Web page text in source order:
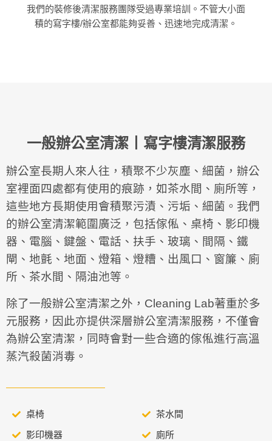
我們的裝修後清潔服務團隊受過專業培訓。不管大小面
積的寫字樓/辦公室都能夠妥善、迅速地完成清潔。
一般辦公室清潔丨寫字樓清潔服務
辦公室長期人來人往，積聚不少灰塵、細菌，辦公
室裡面四處都有使用的痕跡，如茶水間、廁所等，
這些地方長期使用會積聚污漬、污垢、細菌。我們
的辦公室清潔範圍廣泛，包括傢俬、桌椅、影印機
器、電腦、鍵盤、電話、扶手、玻璃、間隔、鐵
閘、地氈、地面、燈箱、燈糟、出風口、窗簾、廁
所、茶水間、隔油池等。
除了一般辦公室清潔之外，Cleaning Lab著重於多
元服務，因此亦提供深層辦公室清潔服務，不僅會
為辦公室清潔，同時會對一些合適的傢俬進行高溫
蒸汽殺菌消毒。
桌椅
影印機器
茶水間
廁所